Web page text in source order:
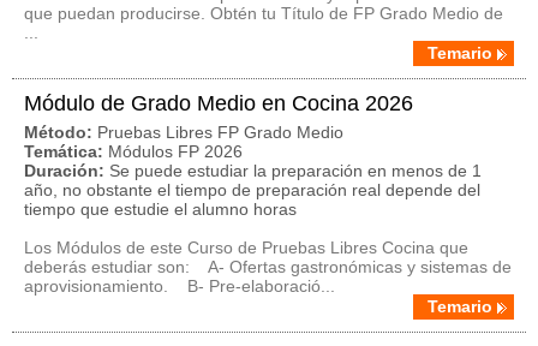
que puedan producirse. Obtén tu Título de FP Grado Medio de
Temario
Módulo de Grado Medio en Cocina 2026
Método: Pruebas Libres FP Grado Medio
Temática: Módulos FP 2026
Duración: Se puede estudiar la preparación en menos de 1
año, no obstante el tiempo de preparación real depende del
tiempo que estudie el alumno horas
Los Módulos de este Curso de Pruebas Libres Cocina que
deberás estudiar son: A- Ofertas gastronómicas y sistemas de
aprovisionamiento. B- Pre-elaboració...
Temario